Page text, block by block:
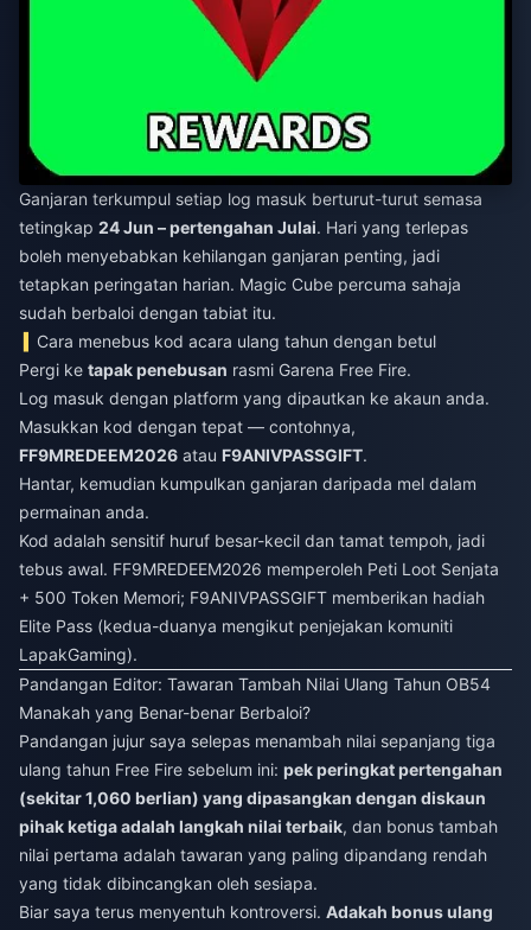
Ganjaran terkumpul setiap log masuk berturut-turut semasa
tetingkap 24 Jun – pertengahan Julai. Hari yang terlepas
boleh menyebabkan kehilangan ganjaran penting, jadi
tetapkan peringatan harian. Magic Cube percuma sahaja
sudah berbaloi dengan tabiat itu.
Cara menebus kod acara ulang tahun dengan betul
Pergi ke tapak penebusan rasmi Garena Free Fire.
Log masuk dengan platform yang dipautkan ke akaun anda.
Masukkan kod dengan tepat — contohnya,
FF9MREDEEM2026 atau F9ANIVPASSGIFT.
Hantar, kemudian kumpulkan ganjaran daripada mel dalam
permainan anda.
Kod adalah sensitif huruf besar-kecil dan tamat tempoh, jadi
tebus awal. FF9MREDEEM2026 memperoleh Peti Loot Senjata
+ 500 Token Memori; F9ANIVPASSGIFT memberikan hadiah
Elite Pass (kedua-duanya mengikut penjejakan komuniti
LapakGaming).
Pandangan Editor: Tawaran Tambah Nilai Ulang Tahun OB54
Manakah yang Benar-benar Berbaloi?
Pandangan jujur saya selepas menambah nilai sepanjang tiga
ulang tahun Free Fire sebelum ini: pek peringkat pertengahan
(sekitar 1,060 berlian) yang dipasangkan dengan diskaun
pihak ketiga adalah langkah nilai terbaik, dan bonus tambah
nilai pertama adalah tawaran yang paling dipandang rendah
yang tidak dibincangkan oleh sesiapa.
Biar saya terus menyentuh kontroversi. Adakah bonus ulang